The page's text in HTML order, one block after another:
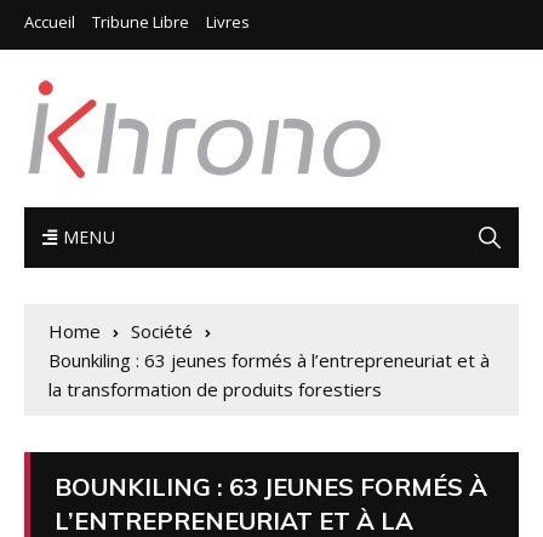
Accueil Tribune Libre Livres
MENU
Home
Société
Bounkiling : 63 jeunes formés à l’entrepreneuriat et à
la transformation de produits forestiers
BOUNKILING : 63 JEUNES FORMÉS À
L’ENTREPRENEURIAT ET À LA